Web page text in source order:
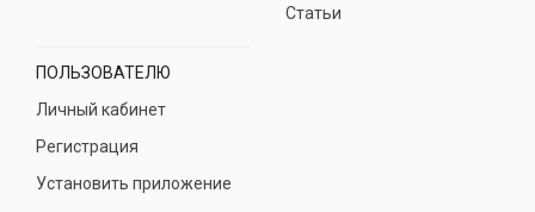
Статьи
ПОЛЬЗОВАТЕЛЮ
Личный кабинет
Регистрация
Установить приложение